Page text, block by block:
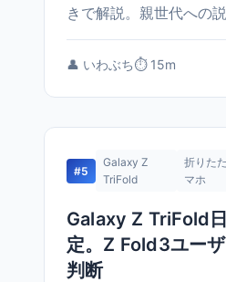
きで解説。親世代への説
👤 いわぶち⏱️ 15m
#5
Galaxy Z
TriFold
折りた
マホ
Galaxy Z TriFold
定。Z Fold3ユー
判断